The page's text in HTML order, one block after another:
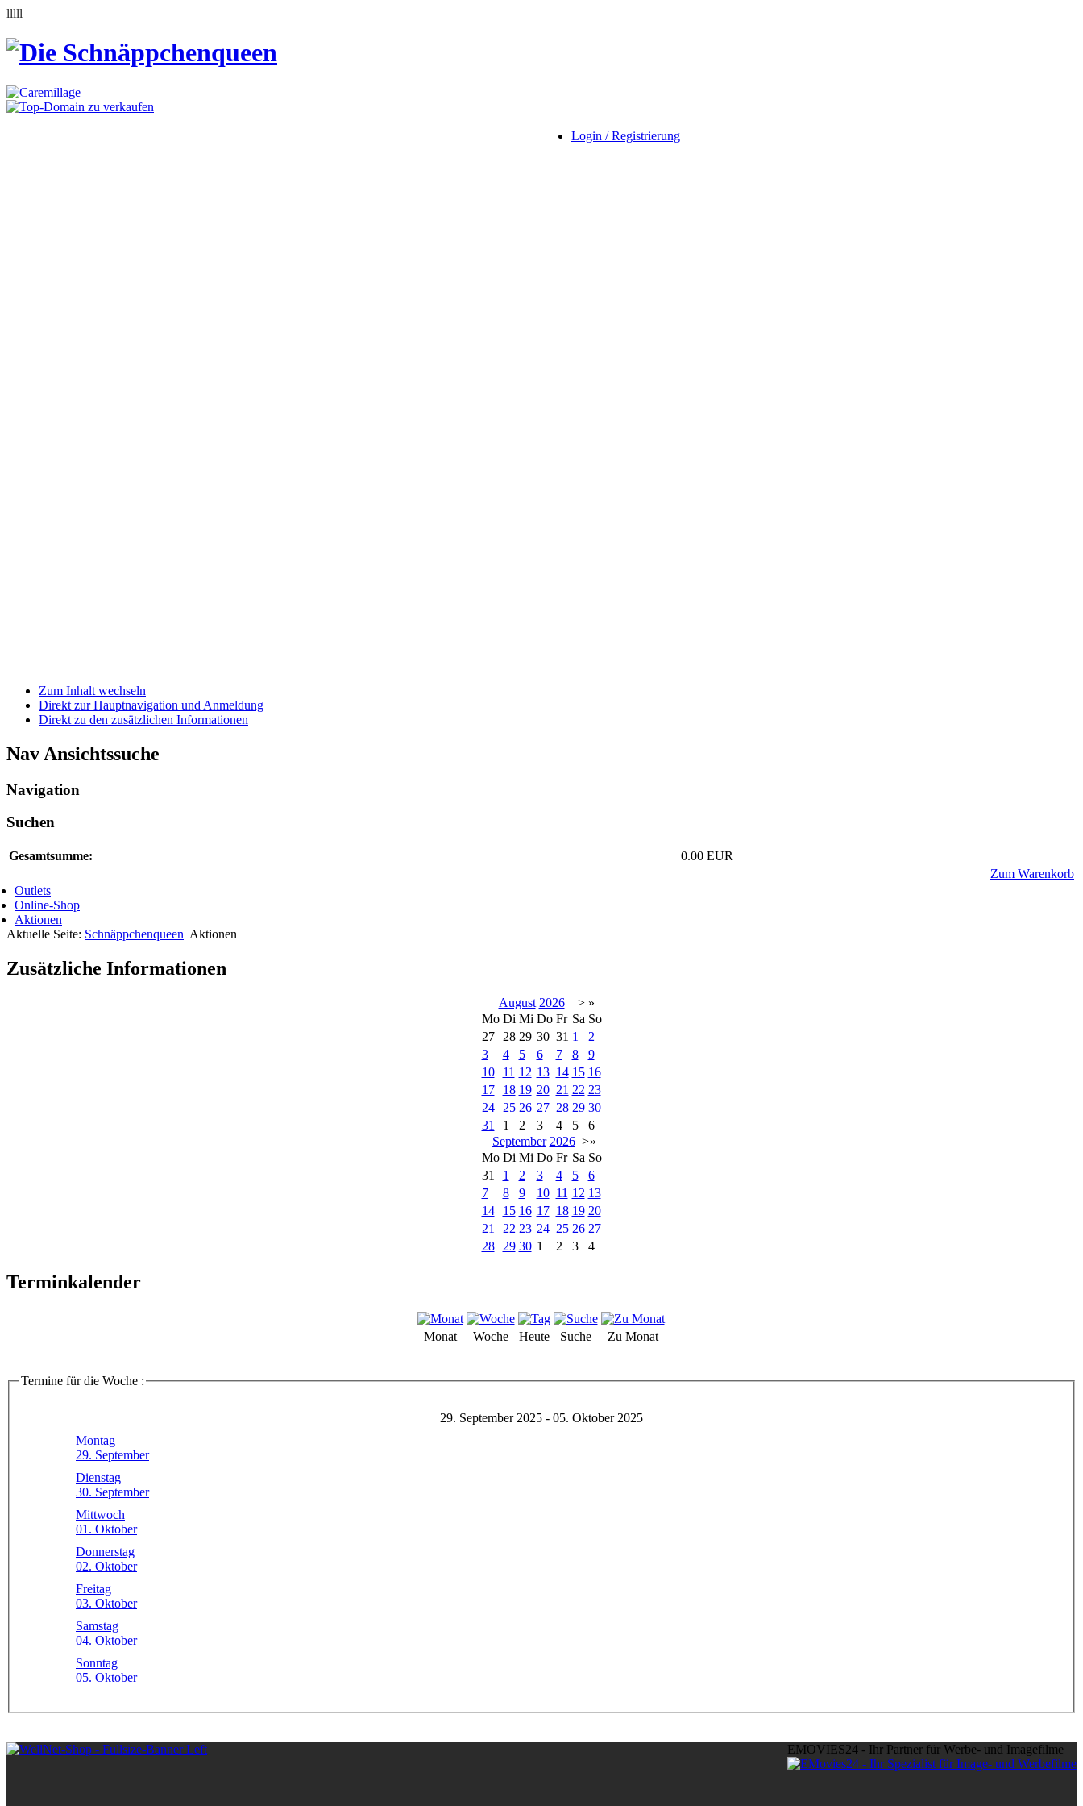
lllll
Login / Registrierung
Zum Inhalt wechseln
Direkt zur Hauptnavigation und Anmeldung
Direkt zu den zusätzlichen Informationen
Nav Ansichtssuche
Navigation
Suchen
Gesamtsumme:
0.00 EUR
Zum Warenkorb
Outlets
Online-Shop
Aktionen
Aktuelle Seite: Schnäppchenqueen Aktionen
Zusätzliche Informationen
August 2026 > »
Mo Di Mi Do Fr Sa So
27
28 29 30 31 1
2
3
4 5 6 7 8
9
10
11 12 13 14 15 16
17
18 19 20 21 22 23
24
25 26 27 28 29 30
31
1 2 3 4 5
6
September 2026 >»
Mo Di Mi Do Fr Sa So
31
1 2 3 4 5
6
7
8 9 10 11 12 13
14
15 16 17 18 19 20
21
22 23 24 25 26 27
28
29 30 1 2 3 4
Terminkalender
Monat Woche Heute Suche Zu Monat
Termine für die Woche :
29. September 2025 - 05. Oktober 2025
Montag
29. September
Dienstag
30. September
Mittwoch
01. Oktober
Donnerstag
02. Oktober
Freitag
03. Oktober
Samstag
04. Oktober
Sonntag
05. Oktober
EMOVIES24 - Ihr Partner für Werbe- und Imagefilme